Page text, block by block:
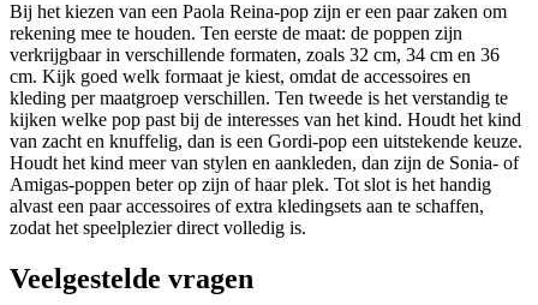
Bij het kiezen van een Paola Reina-pop zijn er een paar zaken om
rekening mee te houden. Ten eerste de maat: de poppen zijn
verkrijgbaar in verschillende formaten, zoals 32 cm, 34 cm en 36
cm. Kijk goed welk formaat je kiest, omdat de accessoires en
kleding per maatgroep verschillen. Ten tweede is het verstandig te
kijken welke pop past bij de interesses van het kind. Houdt het kind
van zacht en knuffelig, dan is een Gordi-pop een uitstekende keuze.
Houdt het kind meer van stylen en aankleden, dan zijn de Sonia- of
Amigas-poppen beter op zijn of haar plek. Tot slot is het handig
alvast een paar accessoires of extra kledingsets aan te schaffen,
zodat het speelplezier direct volledig is.
Veelgestelde vragen